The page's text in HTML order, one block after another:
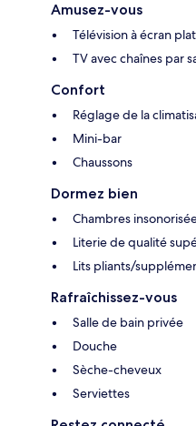
Amusez-vous
Télévision à écran
TV avec chaînes par
Confort
Réglage de la
Mini-bar
Chaussons
Dormez bien
Chambres
Literie de qualité
Lits pliants/
Rafraîchissez-vous
Salle de bain privée
Douche
Sèche-cheveux
Serviettes